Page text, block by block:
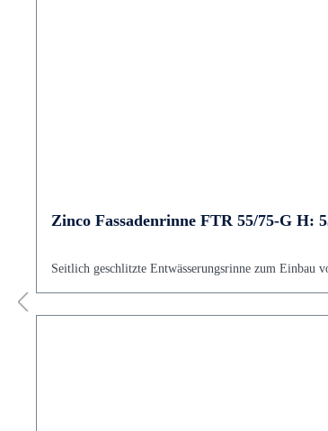
Zinco Fassadenrinne FTR 55/75-G H:
Seitlich geschlitzte Entwässerungsrinne zum Einbau